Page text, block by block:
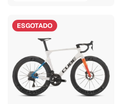
ESGOTADO